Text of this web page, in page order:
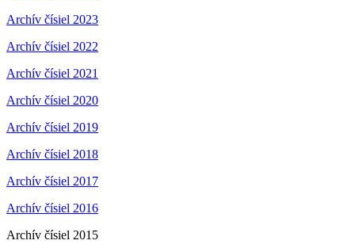
Archív čísiel 2023
Archív čísiel 2022
Archív čísiel 2021
Archív čísiel 2020
Archív čísiel 2019
Archív čísiel 2018
Archív čísiel 2017
Archív čísiel 2016
Archív čísiel 2015